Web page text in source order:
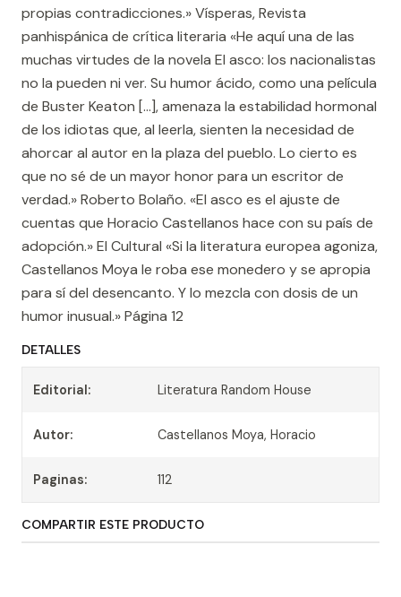
propias contradicciones.» Vísperas, Revista
panhispánica de crítica literaria «He aquí una de las
muchas virtudes de la novela El asco: los nacionalistas
no la pueden ni ver. Su humor ácido, como una película
de Buster Keaton [...], amenaza la estabilidad hormonal
de los idiotas que, al leerla, sienten la necesidad de
ahorcar al autor en la plaza del pueblo. Lo cierto es
que no sé de un mayor honor para un escritor de
verdad.» Roberto Bolaño. «El asco es el ajuste de
cuentas que Horacio Castellanos hace con su país de
adopción.» El Cultural «Si la literatura europea agoniza,
Castellanos Moya le roba ese monedero y se apropia
para sí del desencanto. Y lo mezcla con dosis de un
humor inusual.» Página 12
DETALLES
Editorial: Literatura Random House
Autor: Castellanos Moya, Horacio
Paginas: 112
COMPARTIR ESTE PRODUCTO